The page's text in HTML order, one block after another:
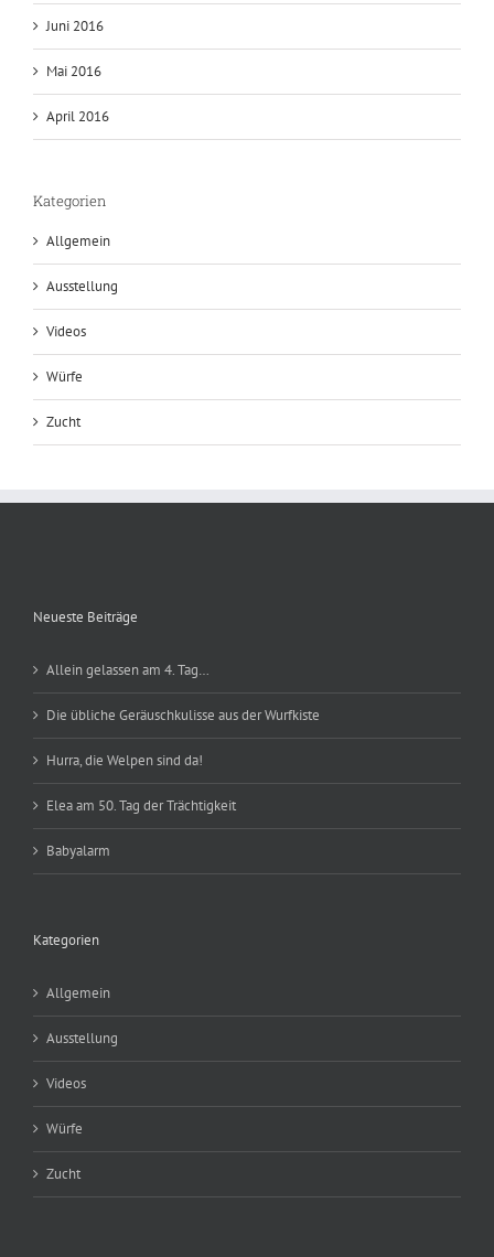
Juni 2016
Mai 2016
April 2016
Kategorien
Allgemein
Ausstellung
Videos
Würfe
Zucht
Neueste Beiträge
Allein gelassen am 4. Tag…
Die übliche Geräuschkulisse aus der Wurfkiste
Hurra, die Welpen sind da!
Elea am 50. Tag der Trächtigkeit
Babyalarm
Kategorien
Allgemein
Ausstellung
Videos
Würfe
Zucht